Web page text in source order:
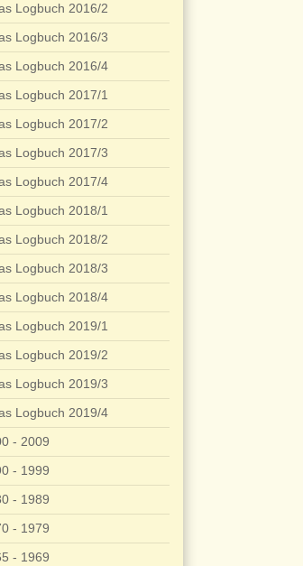
Logbuch 2016/2
Logbuch 2016/3
Logbuch 2016/4
Logbuch 2017/1
Logbuch 2017/2
Logbuch 2017/3
Logbuch 2017/4
Logbuch 2018/1
Logbuch 2018/2
Logbuch 2018/3
Logbuch 2018/4
Logbuch 2019/1
Logbuch 2019/2
Logbuch 2019/3
Logbuch 2019/4
- 2009
- 1999
- 1989
- 1979
- 1969